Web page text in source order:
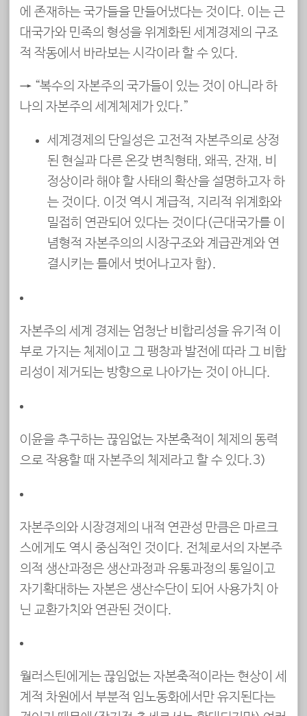
에 존재하는 국가들을 만들어냈다는 것이다. 이는 근
대국가와 민족의 형성을 위계화된 세계경제의 구조
적 작동에서 바라보는 시각이라 할 수 있다.
→ “복수의 자본주의 국가들이 있는 것이 아니라 하
나의 자본주의 세계체제가 있다.”
세계경제의 단일성은 고전적 자본주의로 상정
된 현실과 다른 온갖 변칙형태, 왜곡, 잔재, 비
정상이라 해야 할 사태의 확산을 설명하고자 하
는 것이다. 이것 역시 계급적, 지리적 위계화와
밀접히 연관되어 있다는 것이다(근대국가를 이
념형적 자본주의의 시장구조와 계급관계와 연
결시키는 틀에서 벗어나고자 함).
자본주의 세계 경제는 엄청난 비합리성을 유기적 이
부로 가지는 체제이고 그 팽창과 발전에 따라 그 비합
리성이 제거되는 방향으로 나아가는 것이 아니다.
이윤을 추구하는 끊임없는 자본축적이 체제의 동력
으로 작용할 때 자본주의 체제라고 할 수 있다.3)
자본주의와 시장경제의 내적 연관성 만큼은 마르크
스에게도 역시 중심적인 것이다. 전체로서의 자본주
의적 생산과정은 생산과정과 유통과정의 통일이고
자기확대하는 자본은 생산수단이 되어 사용가치 아
닌 교환가치와 연관된 것이다.
월러스틴에게는 끊임없는 자본축적이라는 현상이 세
계적 차원에서 부분적 임노동화에서만 유지된다는